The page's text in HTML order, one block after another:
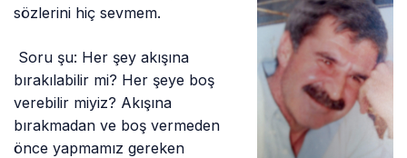
sözlerini hiç sevmem.
Soru şu: Her şey akışına
bırakılabilir mi? Her şeye boş
verebilir miyiz? Akışına
bırakmadan ve boş vermeden
önce yapmamız gereken